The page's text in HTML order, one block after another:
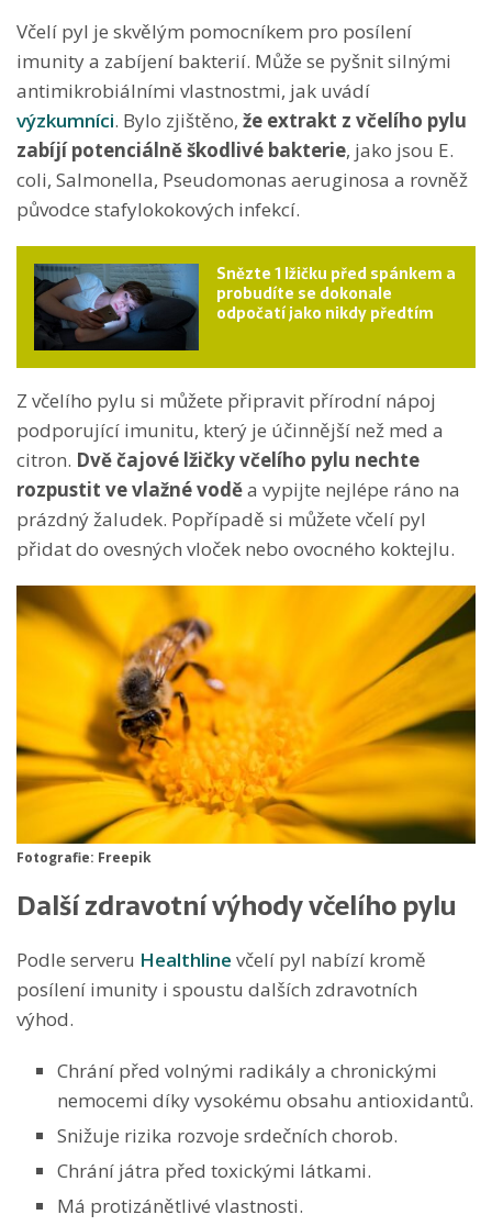
Včelí pyl je skvělým pomocníkem pro posílení
imunity a zabíjení bakterií. Může se pyšnit silnými
antimikrobiálními vlastnostmi, jak uvádí
výzkumníci. Bylo zjištěno, že extrakt z včelího pylu
zabíjí potenciálně škodlivé bakterie, jako jsou E.
coli, Salmonella, Pseudomonas aeruginosa a rovněž
původce stafylokokových infekcí.
Snězte 1 lžičku před spánkem a
probudíte se dokonale
odpočatí jako nikdy předtím
Z včelího pylu si můžete připravit přírodní nápoj
podporující imunitu, který je účinnější než med a
citron. Dvě čajové lžičky včelího pylu nechte
rozpustit ve vlažné voděa vypijte nejlépe ráno na
prázdný žaludek. Popřípadě si můžete včelí pyl
přidat do ovesných vloček nebo ovocného koktejlu.
Fotografie: Freepik
Další zdravotní výhody včelího pylu
Podle serveru Healthline včelí pyl nabízí kromě
posílení imunity i spoustu dalších zdravotních
výhod.
Chrání před volnými radikály a chronickými
nemocemi díky vysokému obsahu antioxidantů.
Snižuje rizika rozvoje srdečních chorob.
Chrání játra před toxickými látkami.
Má protizánětlivé vlastnosti.